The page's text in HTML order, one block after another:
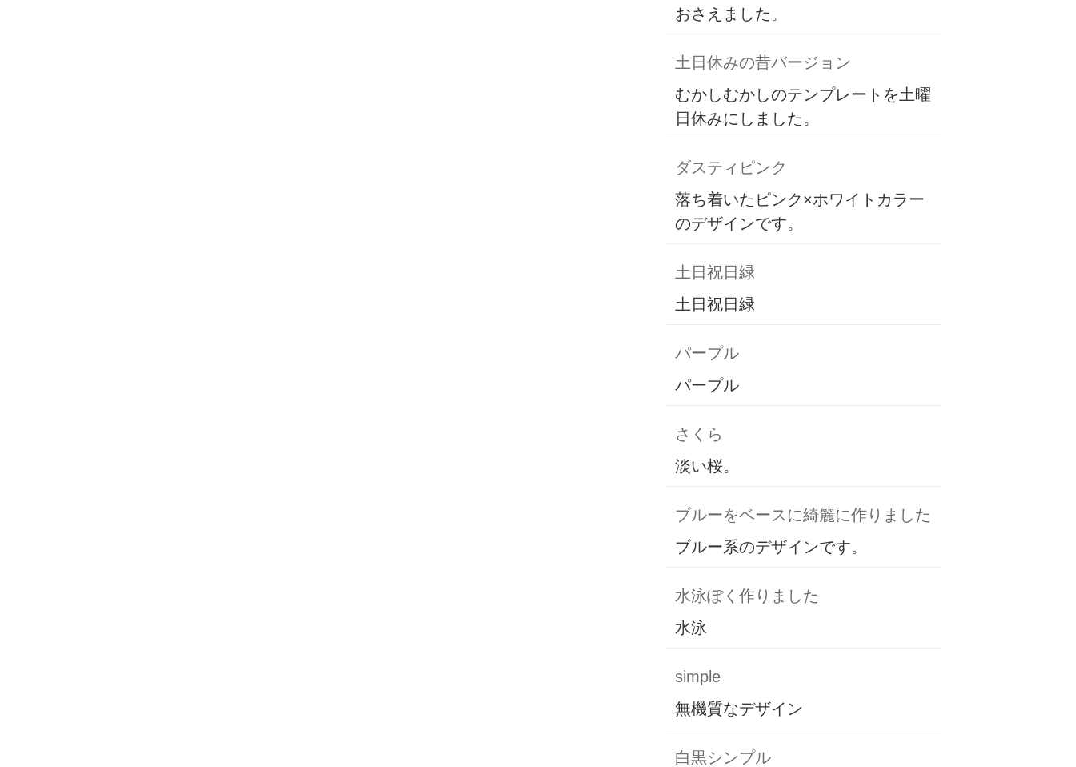
おさえました。
土日休みの昔バージョン
むかしむかしのテンプレートを土曜
日休みにしました。
ダスティピンク
落ち着いたピンク×ホワイトカラー
のデザインです。
土日祝日緑
土日祝日緑
パープル
パープル
さくら
淡い桜。
ブルーをベースに綺麗に作りました
ブルー系のデザインです。
水泳ぽく作りました
水泳
simple
無機質なデザイン
白黒シンプル